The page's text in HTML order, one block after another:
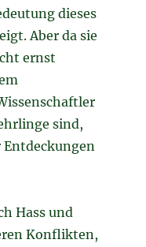
dieses
Aber da sie
ernst
sind,
Hass und
Konflikten,